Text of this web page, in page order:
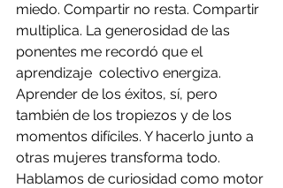
miedo. Compartir no resta. Compartir
multiplica. La generosidad de las
ponentes me recordó que el
aprendizaje  colectivo energiza.
Aprender de los éxitos, sí, pero
también de los tropiezos y de los
momentos difíciles. Y hacerlo junto a
otras mujeres transforma todo.
Hablamos de curiosidad como motor